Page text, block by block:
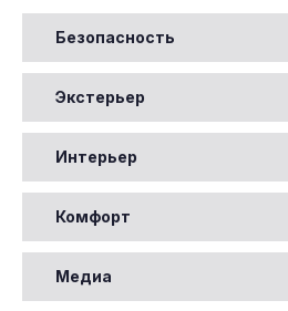
Безопасность
Экстерьер
Интерьер
Комфорт
Медиа